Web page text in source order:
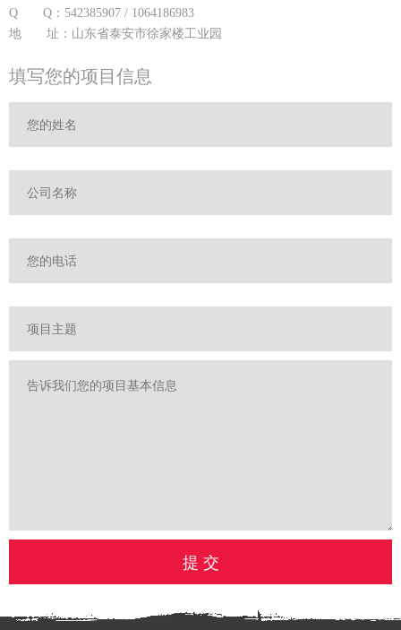
Q Q：542385907 / 1064186983
地 址：山东省泰安市徐家楼工业园
填写您的项目信息